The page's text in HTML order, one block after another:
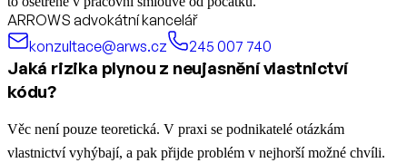
ARROWS advokátní kancelář
konzultace@arws.cz
245 007 740
Jaká rizika plynou z neujasnění vlastnictví
kódu?
Věc není pouze teoretická. V praxi se podnikatelé otázkám
vlastnictví vyhýbají, a pak přijde problém v nejhorší možné chvíli.